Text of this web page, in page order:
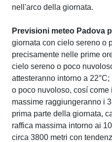
nell'arco della giornata.
Previsioni meteo Padova
giornata con cielo sereno o
precisamente nelle prime
cielo sereno o poco
attesteranno intorno a
o poco nuvoloso, cosí come
massime raggiungeranno i
prima parte della giornata,
raffica massima intorno ai
circa 3800 metri con